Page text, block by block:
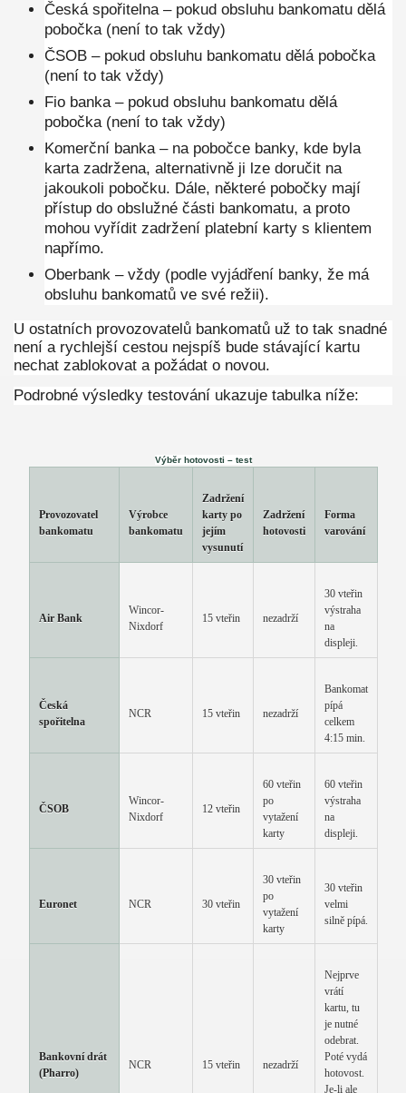
Česká spořitelna – pokud obsluhu bankomatu dělá
pobočka (není to tak vždy)
ČSOB – pokud obsluhu bankomatu dělá pobočka
(není to tak vždy)
Fio banka – pokud obsluhu bankomatu dělá
pobočka (není to tak vždy)
Komerční banka – na pobočce banky, kde byla
karta zadržena, alternativně ji lze doručit na
jakoukoli pobočku. Dále, některé pobočky mají
přístup do obslužné části bankomatu, a proto
mohou vyřídit zadržení platební karty s klientem
napřímo.
Oberbank – vždy (podle vyjádření banky, že má
obsluhu bankomatů ve své režii).
U ostatních provozovatelů bankomatů už to tak snadné
není a rychlejší cestou nejspíš bude stávající kartu
nechat zablokovat a požádat o novou.
Podrobné výsledky testování ukazuje tabulka níže:
Výběr hotovosti – test
Provozovatel
bankomatu
Výrobce
bankomatu
Zadržení
karty po
jejím
vysunutí
Zadržení
hotovosti
Forma
varování
Air Bank
Wincor-
Nixdorf
15 vteřin nezadrží
30 vteřin
výstraha
na
displeji.
Česká
spořitelna
NCR 15 vteřin nezadrží
Bankomat
pípá
celkem
4:15 min.
ČSOB
Wincor-
Nixdorf
12 vteřin
60 vteřin
po
vytažení
karty
60 vteřin
výstraha
na
displeji.
Euronet NCR 30 vteřin
30 vteřin
po
vytažení
karty
30 vteřin
velmi
silně pípá.
Bankovní drát
(Pharro)
NCR 15 vteřin nezadrží
Nejprve
vrátí
kartu, tu
je nutné
odebrat.
Poté vydá
hotovost.
Je-li ale